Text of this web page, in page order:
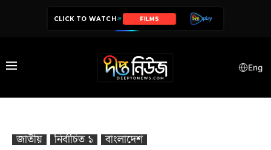
CLICK TO WATCH SERIES
Eng
জাতীয় নির্বাচিত ১
বাংলাদেশ